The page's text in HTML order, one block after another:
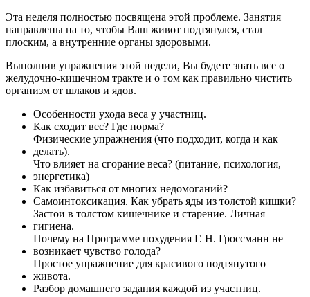
Эта неделя полностью посвящена этой проблеме. Занятия
направлены на то, чтобы Ваш живот подтянулся, стал
плоским, а внутренние органы здоровыми.
Выполнив упражнения этой недели, Вы будете знать все о
желудочно-кишечном тракте и о том как правильно чистить
организм от шлаков и ядов.
Особенности ухода веса у участниц.
Как сходит вес? Где норма?
Физические упражнения (что подходит, когда и как
делать).
Что влияет на сгорание веса? (питание, психология,
энергетика)
Как избавиться от многих недомоганий?
Самоинтоксикация. Как убрать яды из толстой кишки?
Застои в толстом кишечнике и старение. Личная
гигиена.
Почему на Программе похудения Г. Н. Гроссманн не
возникает чувство голода?
Простое упражнение для красивого подтянутого
живота.
Разбор домашнего задания каждой из участниц.